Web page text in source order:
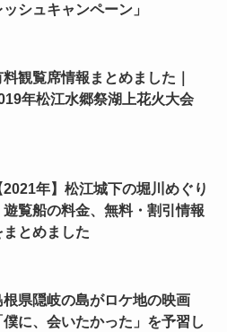
ッシュキャンペーン」
料観覧席情報まとめました｜
年松江水郷祭湖上花火大会
2021年】松江城下の堀川めぐり
遊覧船の料金、無料・割引情報
まとめました
根県隠岐の島がロケ地の映画
僕に、会いたかった」を予習し